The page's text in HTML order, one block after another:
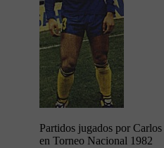
Partidos jugados por
en Torneo Nacional 1982